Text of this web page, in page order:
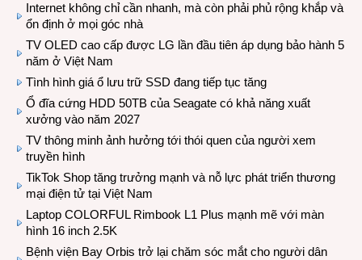
Internet không chỉ cần nhanh, mà còn phải phủ rộng khắp và
ổn định ở mọi góc nhà
TV OLED cao cấp được LG lần đầu tiên áp dụng bảo hành 5
năm ở Việt Nam
Tình hình giá ổ lưu trữ SSD đang tiếp tục tăng
Ổ đĩa cứng HDD 50TB của Seagate có khả năng xuất
xưởng vào năm 2027
TV thông minh ảnh hưởng tới thói quen của người xem
truyền hình
TikTok Shop tăng trưởng mạnh và nỗ lực phát triển thương
mại điện tử tại Việt Nam
Laptop COLORFUL Rimbook L1 Plus mạnh mẽ với màn
hình 16 inch 2.5K
Bệnh viện Bay Orbis trở lại chăm sóc mắt cho người dân